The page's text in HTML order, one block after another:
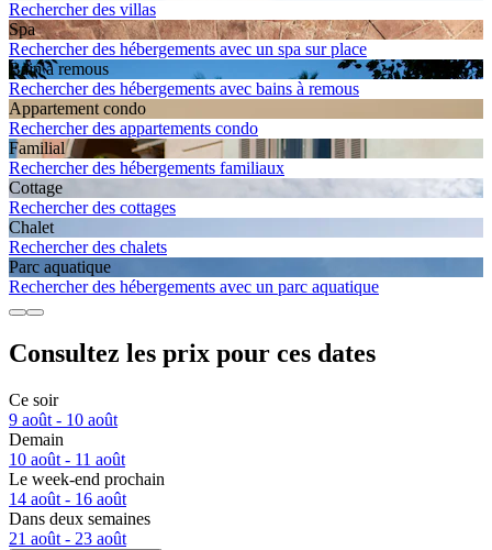
Rechercher des villas
Spa
Rechercher des hébergements avec un spa sur place
Bain à remous
Rechercher des hébergements avec bains à remous
Apparte­ment condo
Rechercher des appartements condo
Familial
Rechercher des hébergements familiaux
Cottage
Rechercher des cottages
Chalet
Rechercher des chalets
Parc aquatique
Rechercher des hébergements avec un parc aquatique
Consultez les prix pour ces dates
Ce soir
9 août - 10 août
Demain
10 août - 11 août
Le week-end prochain
14 août - 16 août
Dans deux semaines
21 août - 23 août